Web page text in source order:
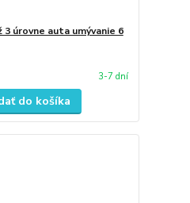
úrovne auta umývanie 6
3-7 dní
do košíka